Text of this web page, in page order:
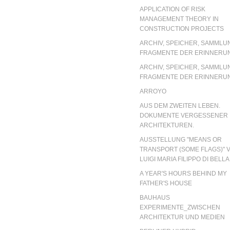
APPLICATION OF RISK
MANAGEMENT THEORY IN
CONSTRUCTION PROJECTS
ARCHIV, SPEICHER,
FRAGMENTE DER
ARCHIV, SPEICHER,
FRAGMENTE DER
ARROYO
AUS DEM ZWEITEN LEBEN.
DOKUMENTE VERGESSENER
ARCHITEKTUREN.
AUSSTELLUNG "MEANS OR
TRANSPORT (SOME FLAGS)"
LUIGI MARIA FILIPPO DI BELLA
A YEAR'S HOURS BEHIND MY
FATHER'S HOUSE
BAUHAUS
EXPERIMENTE_ZWISCHEN
ARCHITEKTUR UND MEDIEN